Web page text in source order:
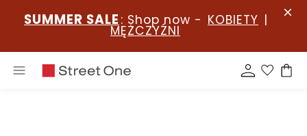
SUMMER SALE : Shop now - KOBIETY |
MĘŻCZYŹNI